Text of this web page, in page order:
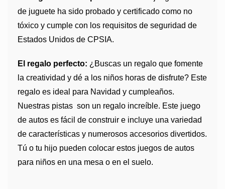
de juguete ha sido probado y certificado como no
tóxico y cumple con los requisitos de seguridad de
Estados Unidos de CPSIA.
El regalo perfecto: ¿Buscas un regalo que fomente
la creatividad y dé a los niños horas de disfrute? Este
regalo es ideal para Navidad y cumpleaños.
Nuestras pistas son un regalo increíble. Este juego
de autos es fácil de construir e incluye una variedad
de características y numerosos accesorios divertidos.
Tú o tu hijo pueden colocar estos juegos de autos
para niños en una mesa o en el suelo.